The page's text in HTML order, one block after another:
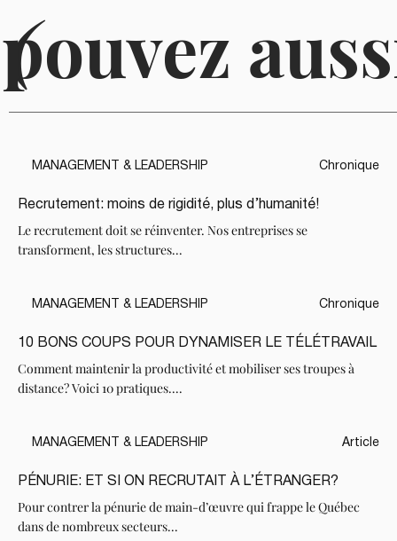
(
Chronique
Recrutement: moins de rigidité, plus d’humanité!
Le recrutement doit se réinventer. Nos entreprises se
transforment, les structures...
MANAGEMENT & LEADERSHIP
Chronique
10 BONS COUPS POUR DYNAMISER LE TÉLÉTRAVAIL
Comment maintenir la productivité et mobiliser ses troupes à
distance? Voici 10 pratiques....
MANAGEMENT & LEADERSHIP
Article
PÉNURIE: ET SI ON RECRUTAIT À L’ÉTRANGER?
Pour contrer la pénurie de main-d’œuvre qui frappe le Québec
dans de nombreux secteurs...
MANAGEMENT & LEADERSHIP